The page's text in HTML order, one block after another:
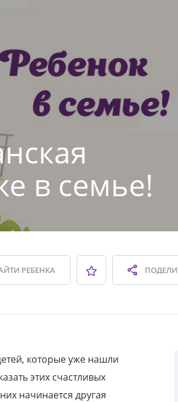
в семье!
РЕБЕНКА
которые уже нашли
этих счастливых
начинается другая